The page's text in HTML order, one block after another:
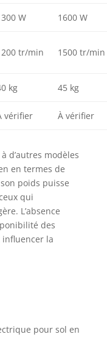
W 1600 W
tr/min 1500 tr/min
kg 45 kg
vérifier À vérifier
d’autres modèles
en termes de
poids puisse
qui
L’absence
des
influencer la
pour sol en